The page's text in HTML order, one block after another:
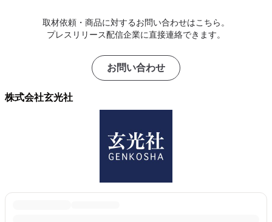
取材依頼・商品に対するお問い合わせはこちら。
プレスリリース配信企業に直接連絡できます。
お問い合わせ
株式会社玄光社